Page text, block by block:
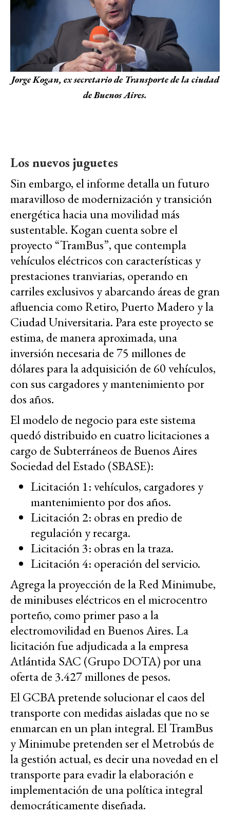
Jorge Kogan, ex secretario de Transporte de la ciudad
de Buenos Aires.
Los nuevos juguetes
Sin embargo, el informe detalla un futuro
maravilloso de modernización y transición
energética hacia una movilidad más
sustentable. Kogan cuenta sobre el
proyecto “TramBus”, que contempla
vehículos eléctricos con características y
prestaciones tranviarias, operando en
carriles exclusivos y abarcando áreas de gran
afluencia como Retiro, Puerto Madero y la
Ciudad Universitaria. Para este proyecto se
estima, de manera aproximada, una
inversión necesaria de 75 millones de
dólares para la adquisición de 60 vehículos,
con sus cargadores y mantenimiento por
dos años.
El modelo de negocio para este sistema
quedó distribuido en cuatro licitaciones a
cargo de Subterráneos de Buenos Aires
Sociedad del Estado (SBASE):
Licitación 1: vehículos, cargadores y
mantenimiento por dos años.
Licitación 2: obras en predio de
regulación y recarga.
Licitación 3: obras en la traza.
Licitación 4: operación del servicio.
Agrega la proyección de la Red Minimube,
de minibuses eléctricos en el microcentro
porteño, como primer paso a la
electromovilidad en Buenos Aires. La
licitación fue adjudicada a la empresa
Atlántida SAC (Grupo DOTA) por una
oferta de 3.427 millones de pesos.
El GCBA pretende solucionar el caos del
transporte con medidas aisladas que no se
enmarcan en un plan integral. El TramBus
y Minimube pretenden ser el Metrobús de
la gestión actual, es decir una novedad en el
transporte para evadir la elaboración e
implementación de una política integral
democráticamente diseñada.